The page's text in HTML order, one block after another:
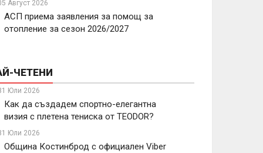
Август 2026
АСП приема заявления за помощ за
отопление за сезон 2026/2027
ЧЕТЕНИ
Юли 2026
Как да създадем спортно-елегантна
визия с плетена тениска от TEODOR?
Юли 2026
Община Костинброд с официален Viber